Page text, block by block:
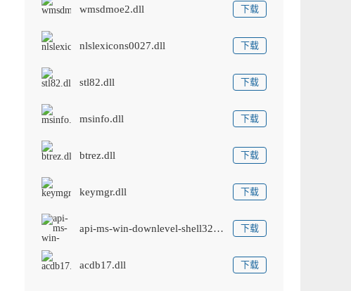
wmsdmoe2.dll 下载
nlslexicons0027.dll 下载
stl82.dll 下载
msinfo.dll 下载
btrez.dll 下载
keymgr.dll 下载
api-ms-win-downlevel-shell32-l1-1-0.dll 下载
acdb17.dll 下载